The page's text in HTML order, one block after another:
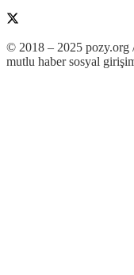
© 2018 – 2025 pozy.org
mutlu haber sosyal